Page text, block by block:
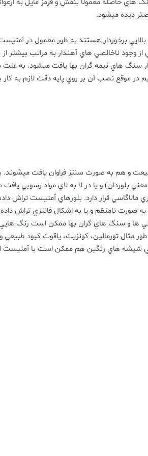
ديده ميشود.
برخوردار هستند به طور معمول در
وجود ناخالصي هاي آهندار به مراتب بيشتر
سنگ هاي نيمه گران بها يافت ميشود. به علت
در موقع نصب آن بر روي پايه دقت لازم به کار
و هم به صورت سنتز فراوان يافت ميشوند.
بلوردان)و يا در لا به لاي مواد رسوبي
قرار دارد. بلورهاي آمتيست تراش
به صورت نامنظم و يا به اشکال فانتزي تراش
ها و سنگ هاي گران بها ممکن است رنگ هايي
مثال تورمالين، کونزيت، ياقوت کبود
حتي شيشه هاي رنگين هم ممکن است با آمتيست